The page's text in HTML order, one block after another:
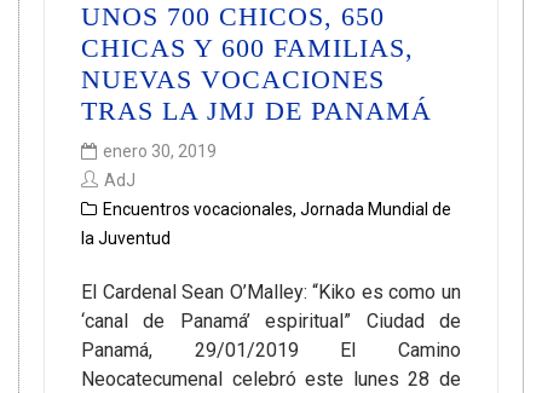
UNOS 700 CHICOS, 650
CHICAS Y 600 FAMILIAS,
NUEVAS VOCACIONES
TRAS LA JMJ DE PANAMÁ
enero 30, 2019
AdJ
Encuentros vocacionales, Jornada Mundial de
la Juventud
El Cardenal Sean O’Malley: “Kiko es como un
‘canal de Panamá’ espiritual” Ciudad de
Panamá, 29/01/2019 El Camino
Neocatecumenal celebró este lunes 28 de